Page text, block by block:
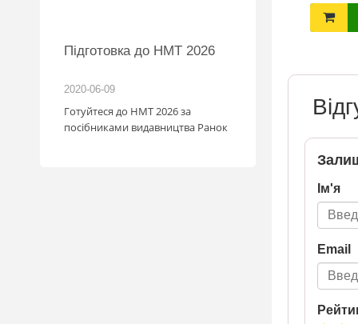
Підготовка до НМТ 2026
2020-06-09
Готуйтеся до НМТ 2026 за
посібниками видавництва Ранок
Ім'я
Email